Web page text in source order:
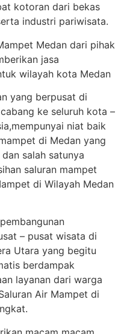
kotoran dari bekas
industri pariwisata.
Medan dari pihak
jasa
wilayah kota Medan
yang berpusat di
ke seluruh kota –
niat baik
di Medan yang
salah satunya
saluran mampet
di Wilayah Medan
– pusat wisata di
Utara yang begitu
berdampak
layanan dari warga
Air Mampet di